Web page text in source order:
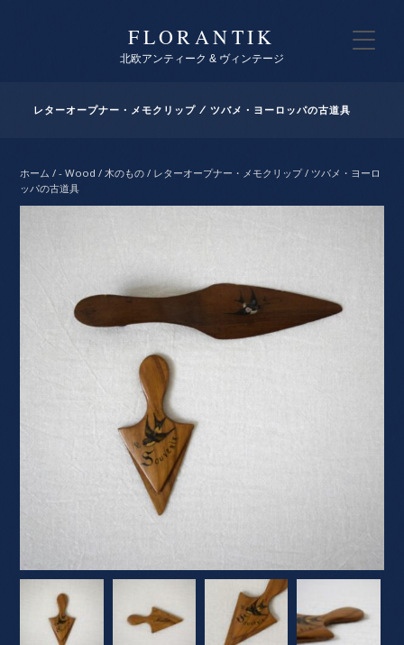
FLORANTIK
北欧アンティーク & ヴィンテージ
レターオープナー・メモクリップ / ツバメ・ヨーロッパの古道具
ホーム /- Wood / 木のもの / レターオープナー・メモクリップ / ツバメ・ヨーロ
ッパの古道具